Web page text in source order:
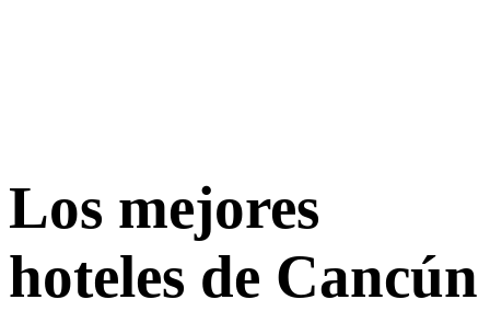
Los mejores
hoteles de Cancún